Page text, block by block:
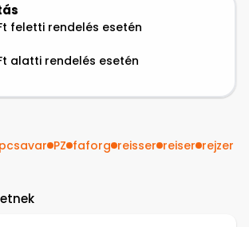
feletti rendelés esetén
alatti rendelés esetén
PZ faforg reisser reiser rejzer